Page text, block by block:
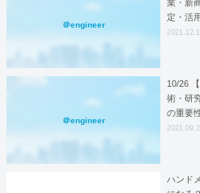
＠engineer
業・新
定・活
2021.12.11
＠engineer
10/26
術・研
の重要
ハンド